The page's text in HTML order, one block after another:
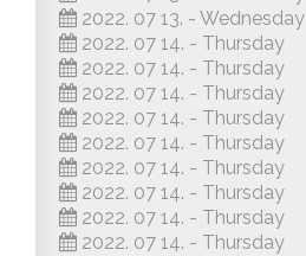
2022. 07 13. - Wednesday
2022. 07 14. - Thursday
2022. 07 14. - Thursday
2022. 07 14. - Thursday
2022. 07 14. - Thursday
2022. 07 14. - Thursday
2022. 07 14. - Thursday
2022. 07 14. - Thursday
2022. 07 14. - Thursday
2022. 07 14. - Thursday